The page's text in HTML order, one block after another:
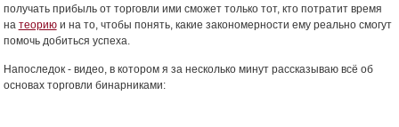
получать прибыль от торговли ими сможет только тот, кто потратит время
на теориюи на то, чтобы понять, какие закономерности ему реально смогут
помочь добиться успеха.
Напоследок - видео, в котором я за несколько минут рассказываю всё об
основах торговли бинарниками: